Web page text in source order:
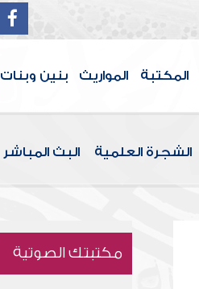
المكتبة المواريث بنين وبنات
الشجرة العلمية البث المباشر
مكتبتك الصوتية